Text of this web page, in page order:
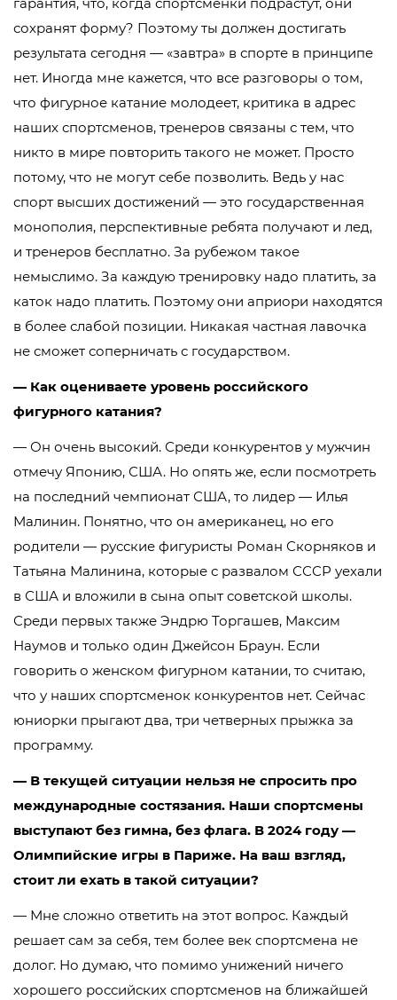
сохранят форму? Поэтому ты должен достигать
результата сегодня — «завтра» в спорте в принципе
нет. Иногда мне кажется, что все разговоры о том,
что фигурное катание молодеет, критика в адрес
наших спортсменов, тренеров связаны с тем, что
никто в мире повторить такого не может. Просто
потому, что не могут себе позволить. Ведь у нас
спорт высших достижений — это государственная
монополия, перспективные ребята получают и лед,
и тренеров бесплатно. За рубежом такое
немыслимо. За каждую тренировку надо платить, за
каток надо платить. Поэтому они априори находятся
в более слабой позиции. Никакая частная лавочка
не сможет соперничать с государством.
— Как оцениваете уровень российского
фигурного катания?
— Он очень высокий. Среди конкурентов у мужчин
отмечу Японию, США. Но опять же, если посмотреть
на последний чемпионат США, то лидер — Илья
Малинин. Понятно, что он американец, но его
родители — русские фигуристы Роман Скорняков и
Татьяна Малинина, которые с развалом СССР уехали
в США и вложили в сына опыт советской школы.
Среди первых также Эндрю Торгашев, Максим
Наумов и только один Джейсон Браун. Если
говорить о женском фигурном катании, то считаю,
что у наших спортсменок конкурентов нет. Сейчас
юниорки прыгают два, три четверных прыжка за
программу.
— В текущей ситуации нельзя не спросить про
международные состязания. Наши спортсмены
выступают без гимна, без флага. В 2024 году —
Олимпийские игры в Париже. На ваш взгляд,
стоит ли ехать в такой ситуации?
— Мне сложно ответить на этот вопрос. Каждый
решает сам за себя, тем более век спортсмена не
долог. Но думаю, что помимо унижений ничего
хорошего российских спортсменов на ближайшей